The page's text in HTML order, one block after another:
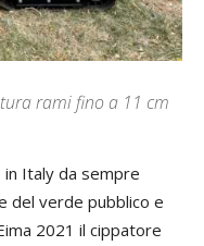
rami fino a 11 cm
in Italy da sempre
del verde pubblico e
2021 il cippatore